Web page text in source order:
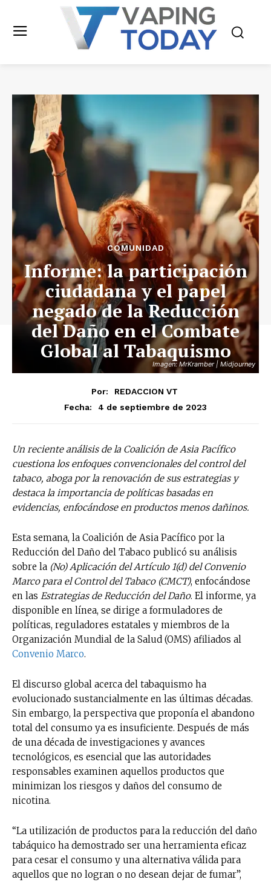
Imagen: MrKramber | Midjourney
COMUNIDAD
Informe: la participación
ciudadana y el papel
negado de la Reducción
del Daño en el Combate
Global al Tabaquismo
Por:
REDACCION VT
Fecha:
4 de septiembre de 2023
Un reciente análisis de la Coalición de Asia Pacífico
cuestiona los enfoques convencionales del control del
tabaco, aboga por la renovación de sus estrategias y
destaca la importancia de políticas basadas en
evidencias, enfocándose en productos menos dañinos.
Esta semana, la Coalición de Asia Pacífico por la
Reducción del Daño del Tabaco publicó su análisis
sobre la (No) Aplicación del Artículo 1(d) del Convenio
Marco para el Control del Tabaco (CMCT), enfocándose
en las Estrategias de Reducción del Daño. El informe, ya
disponible en línea, se dirige a formuladores de
políticas, reguladores estatales y miembros de la
Organización Mundial de la Salud (OMS) afiliados al
Convenio Marco.
El discurso global acerca del tabaquismo ha
evolucionado sustancialmente en las últimas décadas.
Sin embargo, la perspectiva que proponía el abandono
total del consumo ya es insuficiente. Después de más
de una década de investigaciones y avances
tecnológicos, es esencial que las autoridades
responsables examinen aquellos productos que
minimizan los riesgos y daños del consumo de
nicotina.
“La utilización de productos para la reducción del daño
tabáquico ha demostrado ser una herramienta eficaz
para cesar el consumo y una alternativa válida para
aquellos que no logran o no desean dejar de fumar”,